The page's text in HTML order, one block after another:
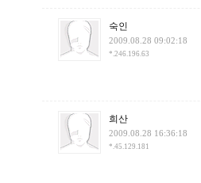
숙인
2009.08.28 09:02:18
*.246.196.63
희산
2009.08.28 16:36:18
*.45.129.181